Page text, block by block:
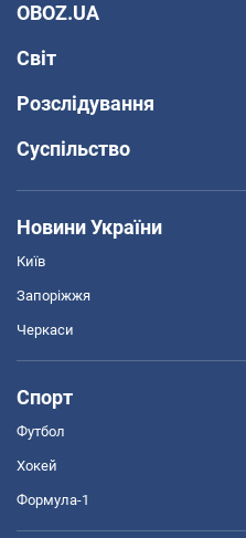
OBOZ.UA
Світ
Розслідування
Суспільство
Новини України
Київ
Запоріжжя
Черкаси
Спорт
Футбол
Хокей
Формула-1